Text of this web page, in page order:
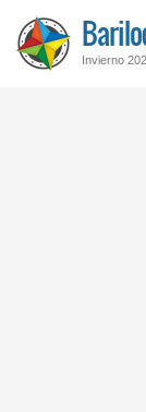
Invierno